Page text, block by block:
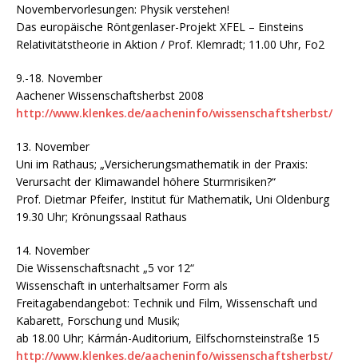
Novembervorlesungen: Physik verstehen!
Das europäische Röntgenlaser-Projekt XFEL – Einsteins
Relativitätstheorie in Aktion / Prof. Klemradt; 11.00 Uhr, Fo2
9.-18. November
Aachener Wissenschaftsherbst 2008
http://www.klenkes.de/aacheninfo/wissenschaftsherbst/
13. November
Uni im Rathaus; „Versicherungsmathematik in der Praxis:
Verursacht der Klimawandel höhere Sturmrisiken?“
Prof. Dietmar Pfeifer, Institut für Mathematik, Uni Oldenburg
19.30 Uhr; Krönungssaal Rathaus
14. November
Die Wissenschaftsnacht „5 vor 12“
Wissenschaft in unterhaltsamer Form als
Freitagabendangebot: Technik und Film, Wissenschaft und
Kabarett, Forschung und Musik;
ab 18.00 Uhr; Kármán-Auditorium, Eilfschornsteinstraße 15
http://www.klenkes.de/aacheninfo/wissenschaftsherbst/